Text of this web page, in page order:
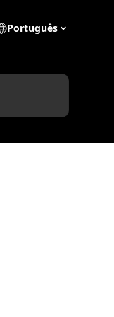
Português